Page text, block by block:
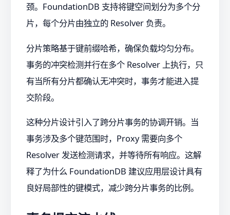
颈。FoundationDB 支持将键空间划分为多个分
片，每个分片由独立的 Resolver 负责。
分片策略基于键前缀哈希，确保负载均匀分布。
事务的冲突检测并行在多个 Resolver 上执行，只
有当所有分片都确认无冲突时，事务才能进入提
交阶段。
这种分片设计引入了跨分片事务的协调开销。当
事务涉及多个键范围时，Proxy 需要向多个
Resolver 发送检测请求，并等待所有响应。这解
释了为什么 FoundationDB 建议应用层设计具有
良好局部性的键模式，减少跨分片事务的比例。